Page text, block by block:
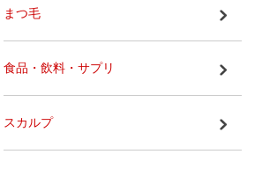
まつ毛
食品・飲料・サプリ
スカルプ